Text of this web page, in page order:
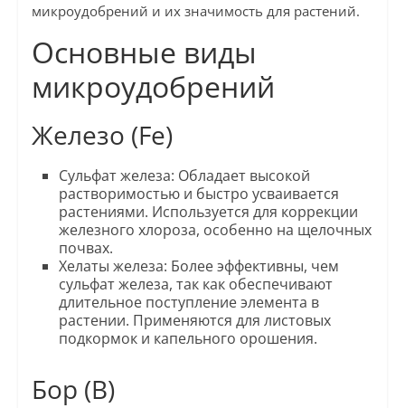
микроудобрений и их значимость для растений.
Основные виды
микроудобрений
Железо (Fe)
Сульфат железа: Обладает высокой
растворимостью и быстро усваивается
растениями. Используется для коррекции
железного хлороза, особенно на щелочных
почвах.
Хелаты железа: Более эффективны, чем
сульфат железа, так как обеспечивают
длительное поступление элемента в
растении. Применяются для листовых
подкормок и капельного орошения.
Бор (B)